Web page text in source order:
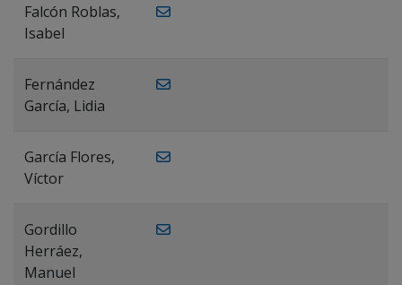
Falcón Roblas,
Isabel
Fernández
García, Lidia
García Flores,
Víctor
Gordillo
Herráez,
Manuel